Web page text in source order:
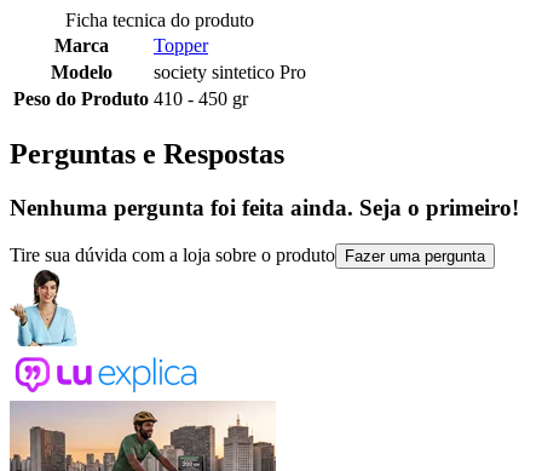
Ficha tecnica do produto
Marca
Topper
Modelo
society sintetico Pro
Peso do Produto 410 - 450 gr
Perguntas e Respostas
Nenhuma pergunta foi feita ainda. Seja o primeiro!
Tire sua dúvida com a loja sobre o produto Fazer uma pergunta